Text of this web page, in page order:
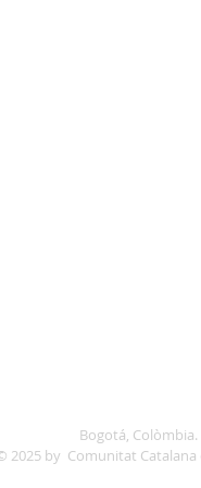
Bogotá, Colòmbia.
2025by Comunitat Catalana